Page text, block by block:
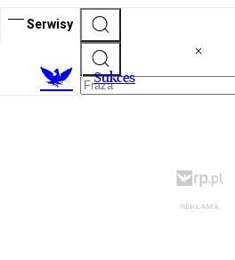
Serwisy
Sukces